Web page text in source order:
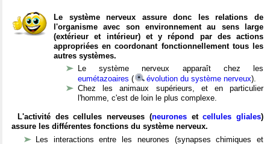
Le système nerveux assure donc les relations de
l'organisme avec son environnement au sens large
(extérieur et intérieur) et y répond par des actions
appropriées en coordonant fonctionnellement tous les
autres systèmes.
Le système nerveux apparaît chez les
eumétazoaires ( évolution du système nerveux).
Chez les animaux supérieurs, et en particulier
l'homme, c'est de loin le plus complexe.
L'activité des cellules nerveuses (neuronesetcellules gliales)
assure les différentes fonctions du système nerveux.
Les interactions entre les neurones (synapses chimiques et